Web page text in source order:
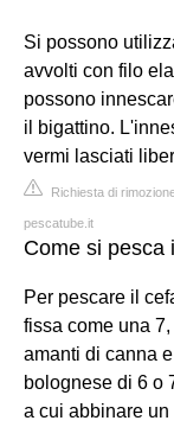
Si possono
avvolti con filo
possono
il bigattino.
vermi lasciati
Richiesta di
pescatube.it
Come si pesca
Per pescare il
fissa come una
amanti di canna
bolognese di 6 o
a cui abbinare un